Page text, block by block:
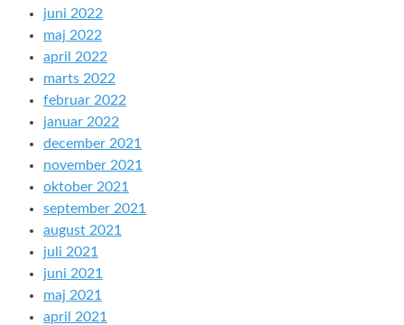
juni 2022
maj 2022
april 2022
marts 2022
februar 2022
januar 2022
december 2021
november 2021
oktober 2021
september 2021
august 2021
juli 2021
juni 2021
maj 2021
april 2021